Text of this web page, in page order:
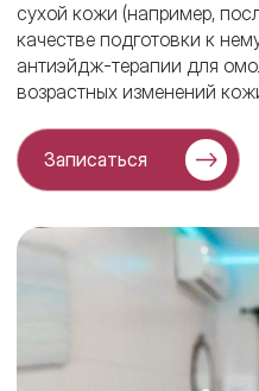
сухой кожи (например,
качестве подготовки к
антиэйдж-терапии для
возрастных изменений
Записаться